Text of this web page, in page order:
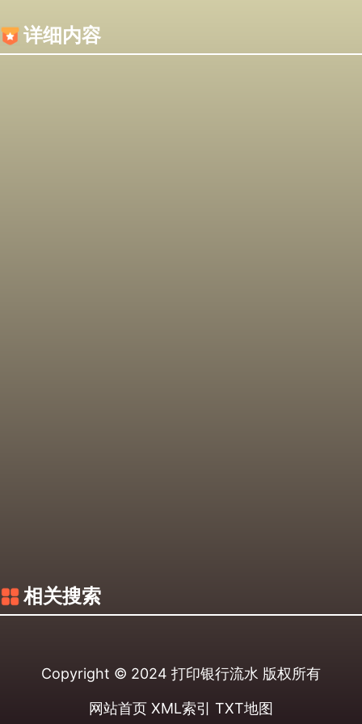
详细内容
相关搜索
Copyright © 2024 打印银行流水 版权所有
网站首页 XML索引 TXT地图